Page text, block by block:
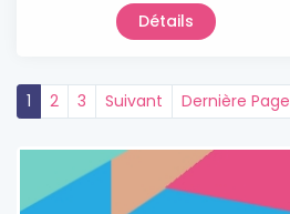
Détails
1 2 3 Suivant Dernière Page